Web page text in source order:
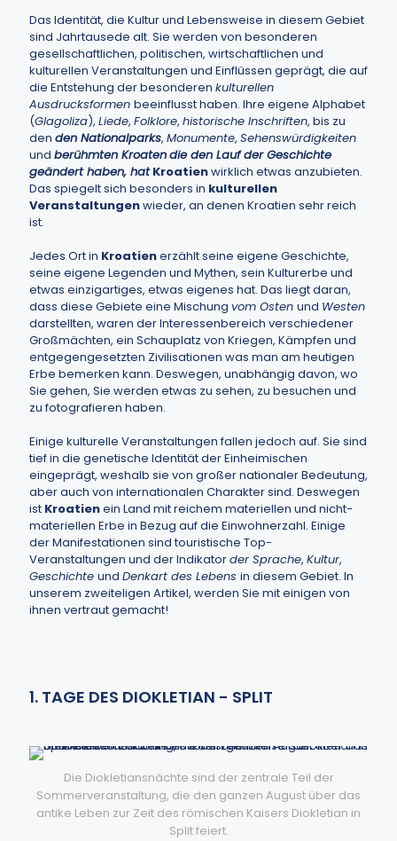
Das Identität, die Kultur und Lebensweise in diesem Gebiet
sind Jahrtausede alt. Sie werden von besonderen
gesellschaftlichen, politischen, wirtschaftlichen und
kulturellen Veranstaltungen und Einflüssen geprägt, die auf
die Entstehung der besonderen kulturellen
Ausdrucksformen beeinflusst haben. Ihre eigene Alphabet
(Glagoliza), Liede, Folklore, historische Inschriften, bis zu
den den Nationalparks, Monumente, Sehenswürdigkeiten
und berühmten Kroatendie den Lauf der Geschichte
geändert haben, hat Kroatienwirklich etwas anzubieten.
Das spiegelt sich besonders in kulturellen
Veranstaltungenwieder, an denen Kroatien sehr reich
ist.
Jedes Ort in Kroatienerzählt seine eigene Geschichte,
seine eigene Legenden und Mythen, sein Kulturerbe und
etwas einzigartiges, etwas eigenes hat. Das liegt daran,
dass diese Gebiete eine Mischung vom Osten und Westen
darstellten, waren der Interessenbereich verschiedener
Großmächten, ein Schauplatz von Kriegen, Kämpfen und
entgegengesetzten Zivilisationen was man am heutigen
Erbe bemerken kann. Deswegen, unabhängig davon, wo
Sie gehen, Sie werden etwas zu sehen, zu besuchen und
zu fotografieren haben.
Einige kulturelle Veranstaltungen fallen jedoch auf. Sie sind
tief in die genetische Identität der Einheimischen
eingeprägt, weshalb sie von großer nationaler Bedeutung,
aber auch von internationalen Charakter sind. Deswegen
ist Kroatienein Land mit reichem materiellen und nicht-
materiellen Erbe in Bezug auf die Einwohnerzahl. Einige
der Manifestationen sind touristische Top-
Veranstaltungen und der Indikatorder Sprache, Kultur,
Geschichte und Denkart des Lebens in diesem Gebiet. In
unserem zweiteligen Artikel, werden Sie mit einigen von
ihnen vertraut gemacht!
1. TAGE DES DIOKLETIAN - SPLIT
Die Diokletiansnächte sind der zentrale Teil der
Sommerveranstaltung, die den ganzen August über das
antike Leben zur Zeit des römischen Kaisers Diokletian in
Split feiert.